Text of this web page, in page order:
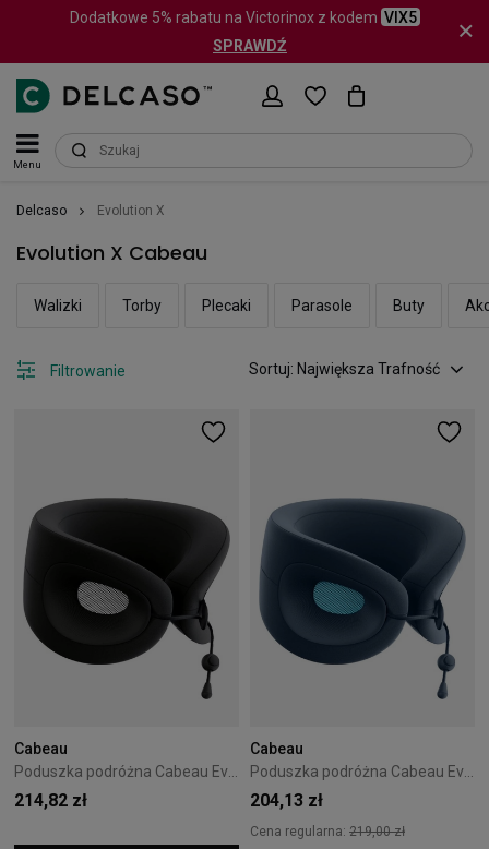
Dodatkowe 5% rabatu na Victorinox z kodem VIX5
SPRAWDŹ
Menu
Delcaso Evolution X
Evolution X Cabeau
Walizki Torby Plecaki Parasole Buty
Sortuj: Największa Trafność
Filtrowanie
Cabeau
214,82 zł
Cabeau
204,13 zł
Cena regularna: 219,00 zł